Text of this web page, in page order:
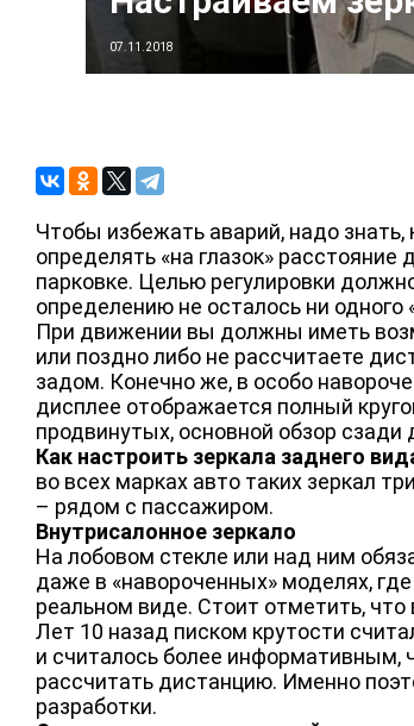
07.11.2018
Чтобы избежать аварий, надо
определять «на глазок»
парковке. Целью регулировки
определению не осталось ни одного
При движении вы должны иметь
или поздно либо не рассчитаете
задом. Конечно же, в особо
дисплее отображается полный
продвинутых, основной обзор
Как настроить зеркала заднего
во всех марках авто таких зеркал
– рядом с пассажиром.
Внутрисалонное зеркало
На лобовом стекле или над ним
даже в «навороченных» моделях,
реальном виде. Стоит отметить,
Лет 10 назад писком крутости
и считалось более информативным,
рассчитать дистанцию. Именно
разработки.